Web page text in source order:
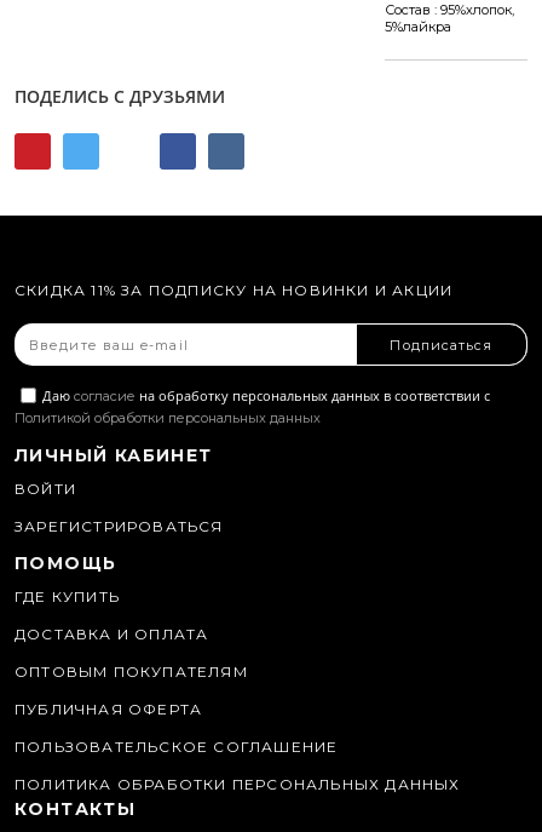
Состав : 95%хлопок,
5%лайкра
ПОДЕЛИСЬ С ДРУЗЬЯМИ
СКИДКА 11% ЗА ПОДПИСКУ НА НОВИНКИ И АКЦИИ
Подписаться
Даю согласие на обработку персональных данных в соответствии с
Политикой обработки персональных данных
ЛИЧНЫЙ КАБИНЕТ
ВОЙТИ
ЗАРЕГИСТРИРОВАТЬСЯ
ПОМОЩЬ
ГДЕ КУПИТЬ
ДОСТАВКА И ОПЛАТА
ОПТОВЫМ ПОКУПАТЕЛЯМ
ПУБЛИЧНАЯ ОФЕРТА
ПОЛЬЗОВАТЕЛЬСКОЕ СОГЛАШЕНИЕ
ПОЛИТИКА ОБРАБОТКИ ПЕРСОНАЛЬНЫХ ДАННЫХ
КОНТАКТЫ